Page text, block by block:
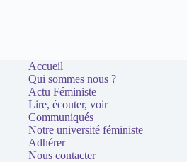
Accueil
Qui sommes nous ?
Actu Féministe
Lire, écouter, voir
Communiqués
Notre université féministe
Adhérer
Nous contacter